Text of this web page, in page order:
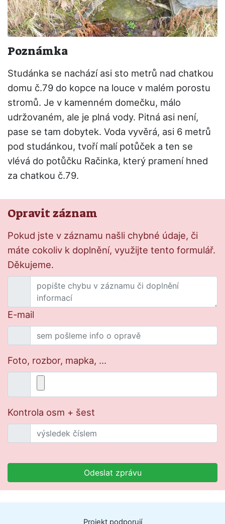
Poznámka
Studánka se nachází asi sto metrů nad chatkou
domu č.79 do kopce na louce v malém porostu
stromů. Je v kamenném domečku, málo
udržovaném, ale je plná vody. Pitná asi není,
pase se tam dobytek. Voda vyvěrá, asi 6 metrů
pod studánkou, tvoří malí potůček a ten se
vlévá do potůčku Račinka, který pramení hned
za chatkou č.79.
Opravit záznam
Pokud jste v záznamu našli chybné údaje, či
máte cokoliv k doplnění, využijte tento formulář.
Děkujeme.
E-mail
Foto, rozbor, mapka, ...
Kontrola osm + šest
Odeslat zprávu
Projekt podporují